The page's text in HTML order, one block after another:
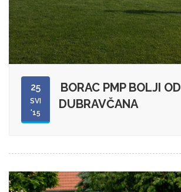
25
SVI
'15
BORAC PMP BOLJI OD
DUBRAVČANA